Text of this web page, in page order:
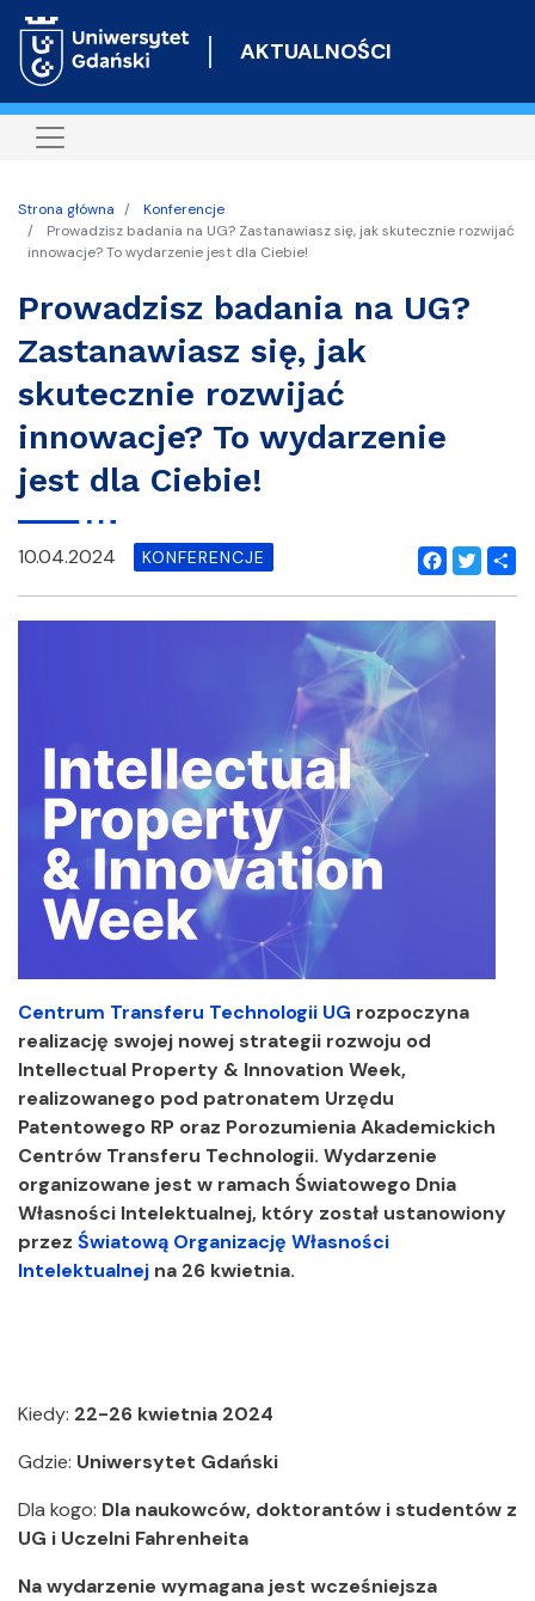
do
AKTUALNOŚCI
Strona główna
Konferencje
Prowadzisz badania na UG? Zastanawiasz się, jak skutecznie rozwijać
innowacje? To wydarzenie jest dla Ciebie!
Prowadzisz badania na UG?
Zastanawiasz się, jak
skutecznie rozwijać
innowacje? To wydarzenie
jest dla Ciebie!
Facebook
Twitter
10.04.2024 KONFERENCJE
Centrum Transferu Technologii UG rozpoczyna
realizację swojej nowej strategii rozwoju od
Intellectual Property & Innovation Week,
realizowanego pod patronatem Urzędu
Patentowego RP oraz Porozumienia Akademickich
Centrów Transferu Technologii. Wydarzenie
organizowane jest w ramach Światowego Dnia
Własności Intelektualnej, który został ustanowiony
przez Światową Organizację Własności
Intelektualnej na 26 kwietnia.
Kiedy: 22-26 kwietnia 2024
Gdzie: Uniwersytet Gdański
Dla kogo: Dla naukowców, doktorantów i studentów z
UG i Uczelni Fahrenheita
Na wydarzenie wymagana jest wcześniejsza